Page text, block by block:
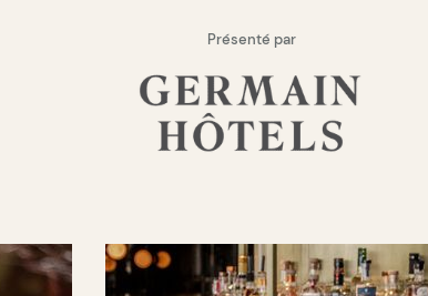
Présenté par